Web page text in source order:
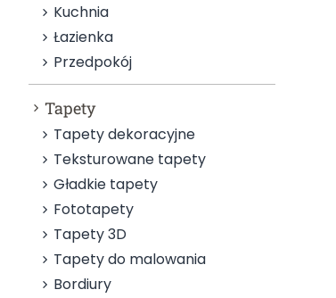
Kuchnia
Łazienka
Przedpokój
Tapety
Tapety dekoracyjne
Teksturowane tapety
Gładkie tapety
Fototapety
Tapety 3D
Tapety do malowania
Bordiury